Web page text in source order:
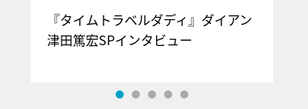
『タイムトラベルダディ』ダイアン
津田篤宏SPインタビュー